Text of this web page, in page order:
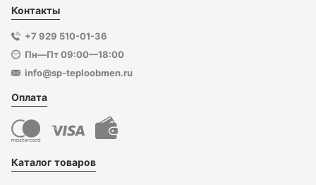
Контакты
+7 929 510-01-36
Пн—Пт 09:00—18:00
info@sp-teploobmen.ru
Оплата
Каталог товаров